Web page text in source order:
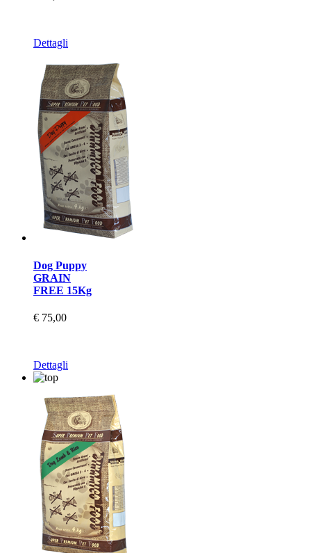
Dettagli
Dog Puppy
GRAIN
FREE 15Kg
€ 75,00
Dettagli